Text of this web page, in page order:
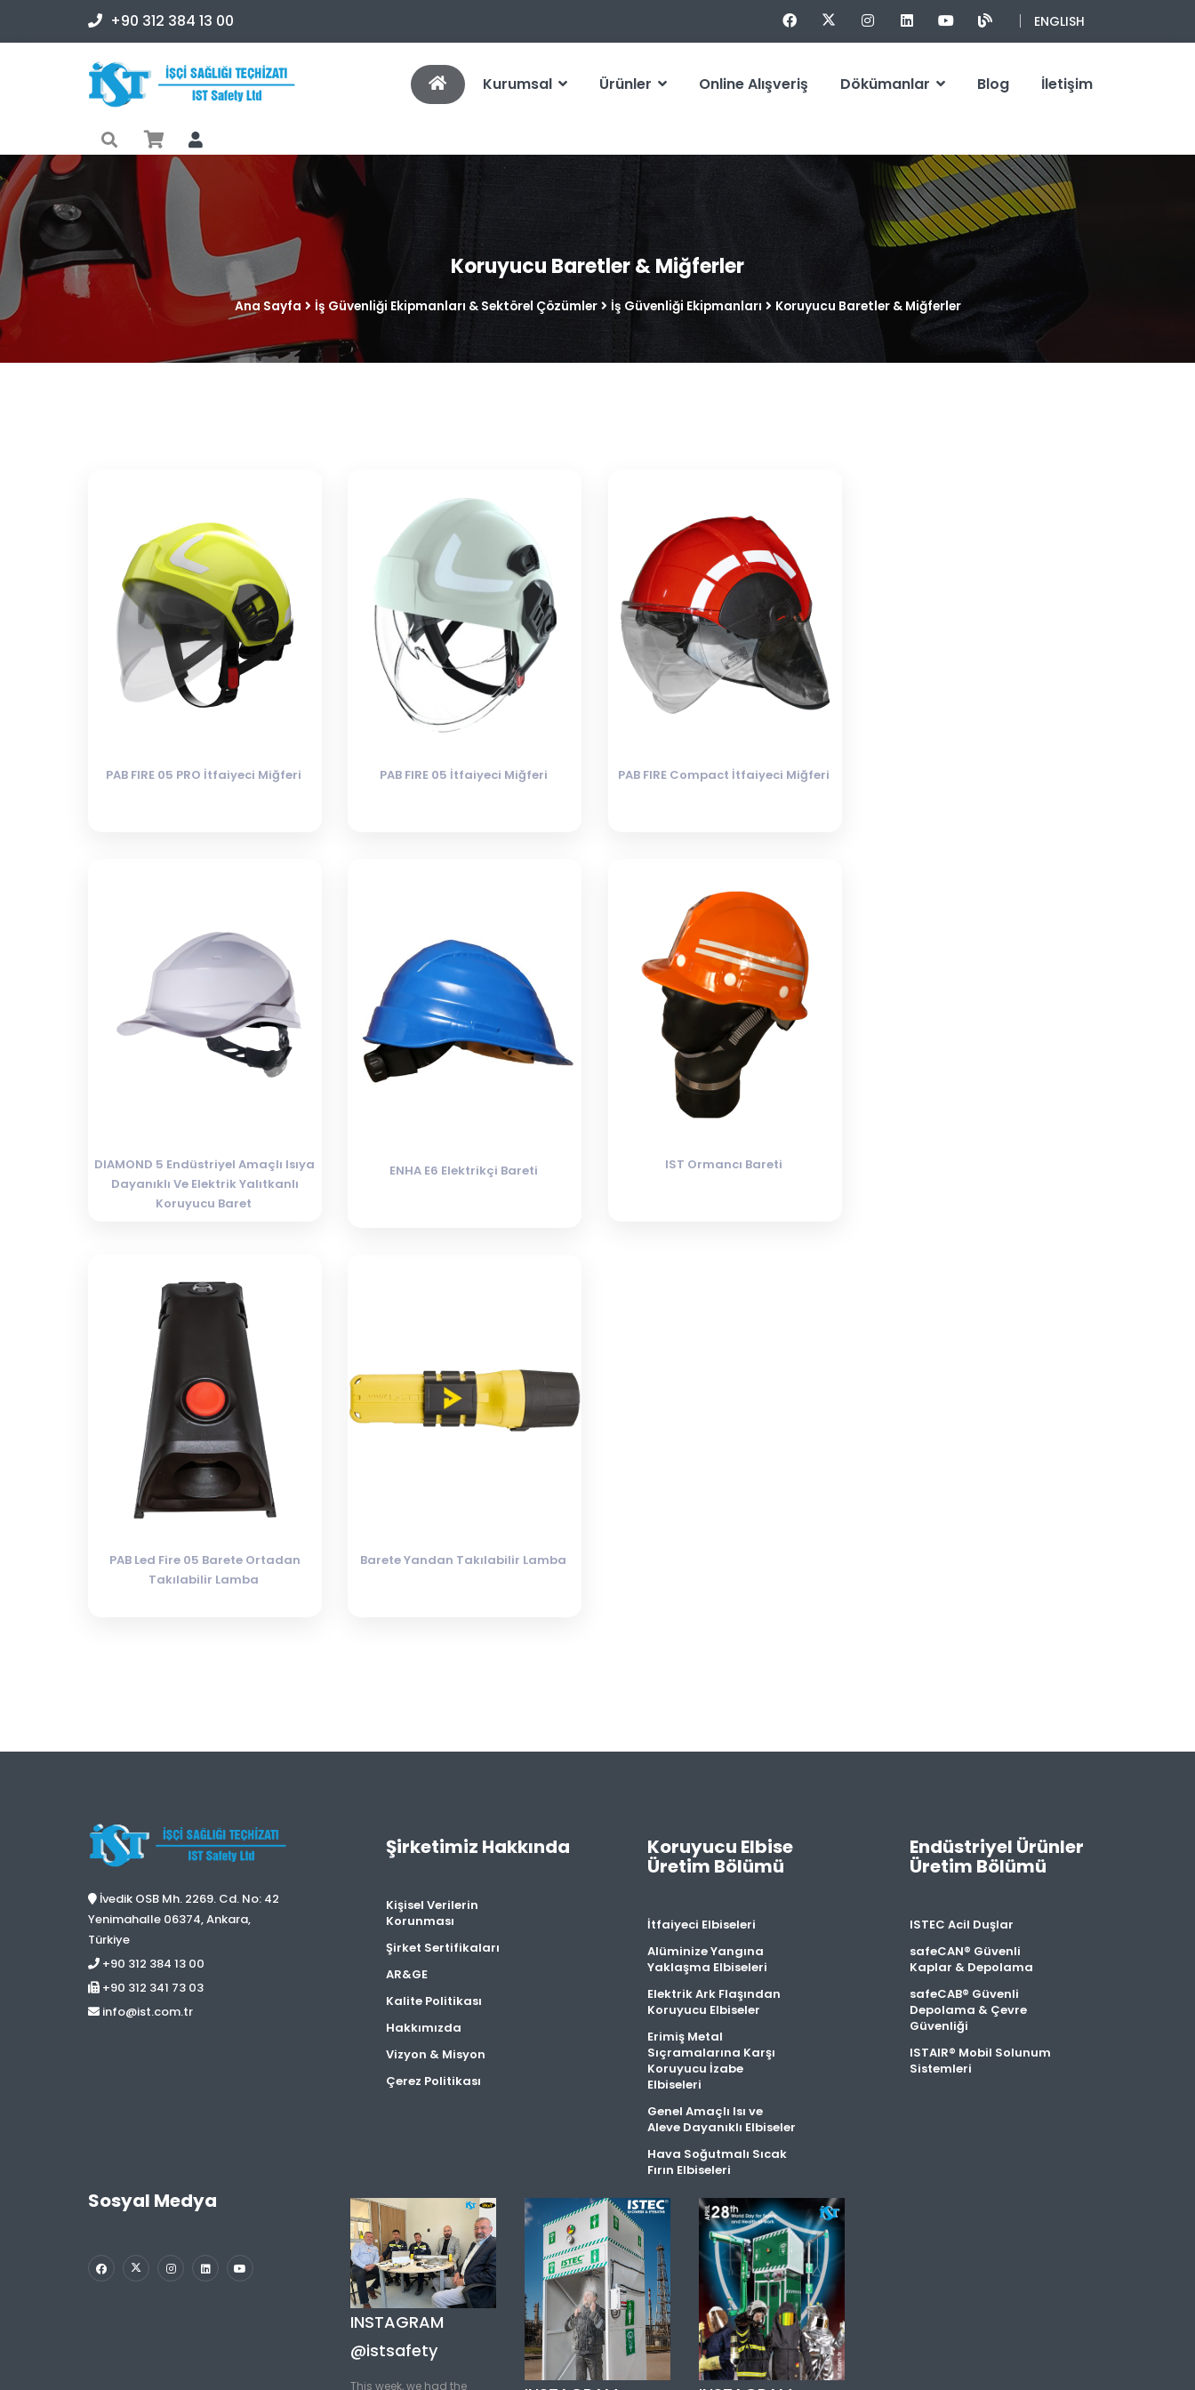
+90 312 384 13 00 ENGLISH
Kurumsal Ürünler Online Alışveriş Dökümanlar Blog İletişim
Koruyucu Baretler & Miğferler
Ana Sayfa İş Güvenliği Ekipmanları & Sektörel Çözümler İş Güvenliği Ekipmanları Koruyucu Baretler & Miğferler
PAB FIRE 05 PRO İtfaiyeci Miğferi PAB FIRE 05 İtfaiyeci Miğferi PAB FIRE Compact İtfaiyeci Miğferi
DIAMOND 5 Endüstriyel Amaçlı Isıya
Dayanıklı Ve Elektrik Yalıtkanlı
Koruyucu Baret
ENHA E6 Elektrikçi Bareti IST Ormancı Bareti
PAB Led Fire 05 Barete Ortadan
Takılabilir Lamba
Barete Yandan Takılabilir Lamba
İvedik OSB Mh. 2269. Cd. No: 42
Yenimahalle 06374, Ankara,
Türkiye
+90 312 384 13 00
+90 312 341 73 03
info@ist.com.tr
Şirketimiz Hakkında
Kişisel Verilerin
Korunması
Şirket Sertifikaları
AR&GE
Kalite Politikası
Hakkımızda
Vizyon & Misyon
Çerez Politikası
Koruyucu Elbise
Üretim Bölümü
İtfaiyeci Elbiseleri
Alüminize Yangına
Yaklaşma Elbiseleri
Elektrik Ark Flaşından
Koruyucu Elbiseler
Erimiş Metal
Sıçramalarına Karşı
Koruyucu İzabe
Elbiseleri
Genel Amaçlı Isı ve
Aleve Dayanıklı Elbiseler
Hava Soğutmalı Sıcak
Fırın Elbiseleri
Endüstriyel Ürünler
Üretim Bölümü
ISTEC Acil Duşlar
safeCAN® Güvenli
Kaplar & Depolama
safeCAB® Güvenli
Depolama & Çevre
Güvenliği
ISTAIR® Mobil Solunum
Sistemleri
Sosyal Medya
INSTAGRAM
@istsafety
This week, we had the